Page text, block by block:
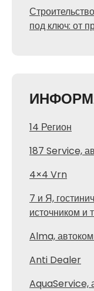
под ключ: от
14 Регион
187 Service,
4×4 Vrn
7 и Я,
источником и
Alma,
Anti Dealer
AquaService,